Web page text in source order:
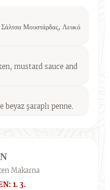
Μουστάρδας, Λευκό
mustard sauce and
şaraplı penne.
Makarna
1. 3.